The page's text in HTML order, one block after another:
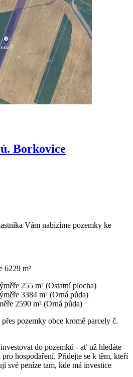
Borkovice
Vám nabízíme pozemky ke
6229 m²
255 m² (Ostatní plocha)
3384 m² (Orná půda)
2590 m² (Orná půda)
pozemky obce kromě parcely č.
do pozemků - ať už hledáte
hospodaření. Přidejte se k těm, kteří
své peníze tam, kde má investice